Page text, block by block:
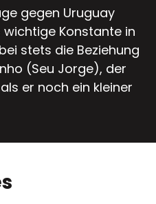
gegen Uruguay
Konstante in
stets die Beziehung
(Seu Jorge), der
er noch ein kleiner